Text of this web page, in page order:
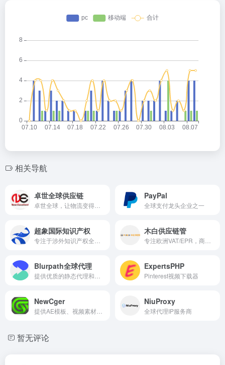
相关导航
卓世全球供应链 PayPal
全球支付龙头企业之一
超象国际知识产权 木白供应链管
Blurpath全球代理 ExpertsPHP
Pinterest视频下载器
NewCger NiuProxy
全球代理IP服务商
暂无评论